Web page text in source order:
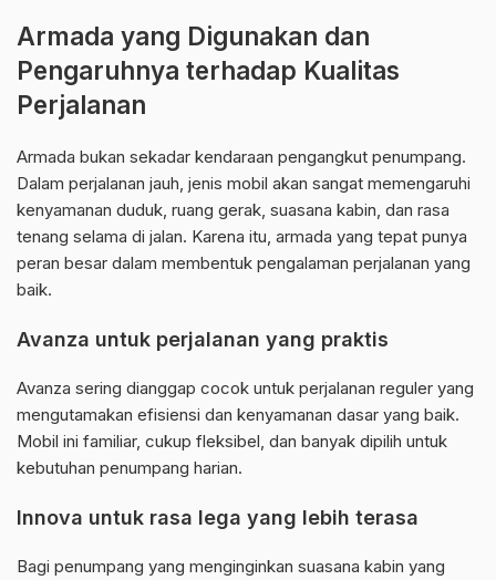
Armada yang Digunakan dan
Pengaruhnya terhadap Kualitas
Perjalanan
Armada bukan sekadar kendaraan pengangkut penumpang.
Dalam perjalanan jauh, jenis mobil akan sangat memengaruhi
kenyamanan duduk, ruang gerak, suasana kabin, dan rasa
tenang selama di jalan. Karena itu, armada yang tepat punya
peran besar dalam membentuk pengalaman perjalanan yang
baik.
Avanza untuk perjalanan yang praktis
Avanza sering dianggap cocok untuk perjalanan reguler yang
mengutamakan efisiensi dan kenyamanan dasar yang baik.
Mobil ini familiar, cukup fleksibel, dan banyak dipilih untuk
kebutuhan penumpang harian.
Innova untuk rasa lega yang lebih terasa
Bagi penumpang yang menginginkan suasana kabin yang